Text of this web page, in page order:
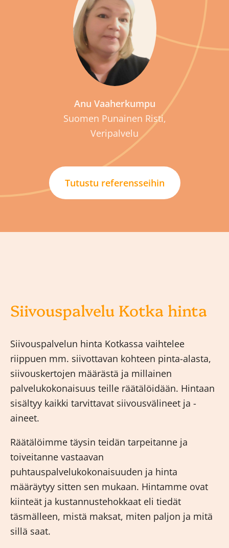
Anu Vaaherkumpu
Suomen Punainen Risti,
Veripalvelu
Tutustu referensseihin
Siivouspalvelu Kotka hinta
Siivouspalvelun hinta Kotkassa vaihtelee
riippuen mm. siivottavan kohteen pinta-alasta,
siivouskertojen määrästä ja millainen
palvelukokonaisuus teille räätälöidään. Hintaan
sisältyy kaikki tarvittavat siivousvälineet ja -
aineet.
Räätälöimme täysin teidän tarpeitanne ja
toiveitanne vastaavan
puhtauspalvelukokonaisuuden ja hinta
määräytyy sitten sen mukaan. Hintamme ovat
kiinteät ja kustannustehokkaat eli tiedät
täsmälleen, mistä maksat, miten paljon ja mitä
sillä saat.